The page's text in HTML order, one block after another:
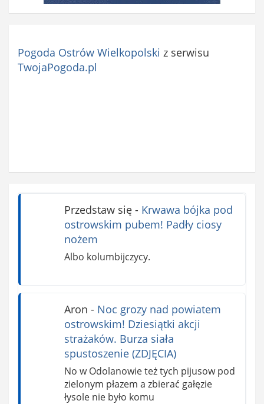
Pogoda Ostrów Wielkopolski z serwisu
TwojaPogoda.pl
Przedstaw się- Krwawa bójka pod
ostrowskim pubem! Padły ciosy
nożem
Albo kolumbijczycy.
Aron - Noc grozy nad powiatem
ostrowskim! Dziesiątki akcji
strażaków. Burza siała
spustoszenie (ZDJĘCIA)
No w Odolanowie też tych pijusow pod
zielonym płazem a zbierać gałęzie
łysole nie było komu